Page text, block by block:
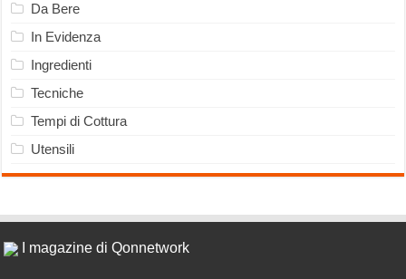
Da Bere
In Evidenza
Ingredienti
Tecniche
Tempi di Cottura
Utensili
I magazine di Qonnetwork